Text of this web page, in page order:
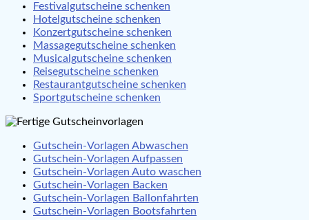
Festivalgutscheine schenken
Hotelgutscheine schenken
Konzertgutscheine schenken
Massagegutscheine schenken
Musicalgutscheine schenken
Reisegutscheine schenken
Restaurantgutscheine schenken
Sportgutscheine schenken
Gutschein-Vorlagen Abwaschen
Gutschein-Vorlagen Aufpassen
Gutschein-Vorlagen Auto waschen
Gutschein-Vorlagen Backen
Gutschein-Vorlagen Ballonfahrten
Gutschein-Vorlagen Bootsfahrten